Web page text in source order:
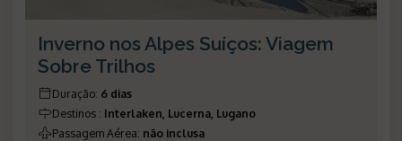
Inverno nos Alpes Suíços: Viagem
Sobre Trilhos
Duração: 6 dias
Destinos : Interlaken, Lucerna, Lugano
Passagem Aérea: não inclusa